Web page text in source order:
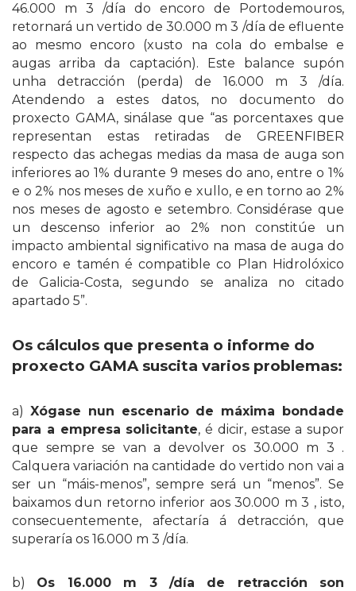
46.000 m 3 /día do encoro de Portodemouros,
retornará un vertido de 30.000 m 3 /día de efluente
ao mesmo encoro (xusto na cola do embalse e
augas arriba da captación). Este balance supón
unha detracción (perda) de 16.000 m 3 /día.
Atendendo a estes datos, no documento do
proxecto GAMA, sinálase que “as porcentaxes que
representan estas retiradas de GREENFIBER
respecto das achegas medias da masa de auga son
inferiores ao 1% durante 9 meses do ano, entre o 1%
e o 2% nos meses de xuño e xullo, e en torno ao 2%
nos meses de agosto e setembro. Considérase que
un descenso inferior ao 2% non constitúe un
impacto ambiental significativo na masa de auga do
encoro e tamén é compatible co Plan Hidrolóxico
de Galicia-Costa, segundo se analiza no citado
apartado 5”.
Os cálculos que presenta o informe do
proxecto GAMA suscita varios problemas:
a) Xógase nun escenario de máxima bondade
para a empresa solicitante, é dicir, estase a supor
que sempre se van a devolver os 30.000 m 3 .
Calquera variación na cantidade do vertido non vai a
ser un “máis-menos”, sempre será un “menos”. Se
baixamos dun retorno inferior aos 30.000 m 3 , isto,
consecuentemente, afectaría á detracción, que
superaría os 16.000 m 3 /día.
b) Os 16.000 m 3 /día de retracción son